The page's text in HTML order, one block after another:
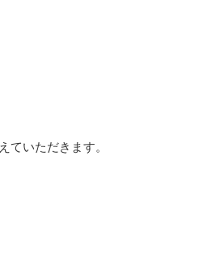
ていただきます。